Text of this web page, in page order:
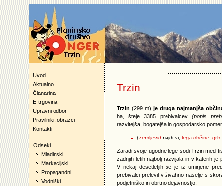
Uvod
Aktualno
Članarina
E-trgovina
Upravni odbor
Pravilniki, obrazci
Kontakti
Odseki
Mladinski
Markacijski
Propagandni
Vodniški
Trzin
Trzin (299 m) je druga najmanjša
ha, šteje 3385 prebivalcev (popis
razvitejša, bogatejša in gospodarsko
(zemljevid najdi.si; lega občine; grb
Zaradi svoje ugodne lege sodi Trzin med
zadnjih letih najbolj razvijala in v katerih je
V nekaj desetletjih se je iz umirjene
prebivalci prelevil v živahno naselje s
podjetniško in obrtno dejavnostjo.